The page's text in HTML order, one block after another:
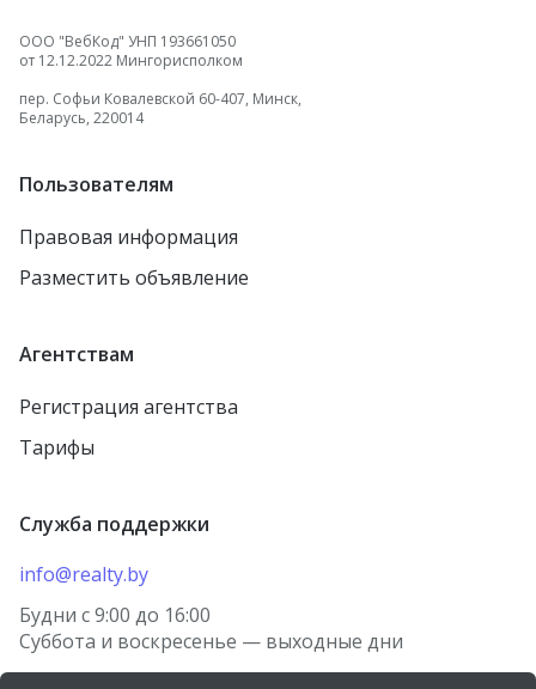
ООО "ВебКод" УНП 193661050
от 12.12.2022 Мингорисполком
пер. Софьи Ковалевской 60-407, Минск,
Беларусь, 220014
Пользователям
Правовая информация
Разместить объявление
Агентствам
Регистрация агентства
Тарифы
Служба поддержки
info@realty.by
Будни с 9:00 до 16:00
Суббота и воскресенье — выходные дни